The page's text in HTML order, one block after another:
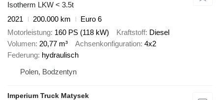
Isotherm LKW < 3.5t
2021
200.000 km
Euro 6
Motorleistung 160 PS (118 kW) Kraftstoff Diesel
Volumen 20,77 m³ Achsenkonfiguration 4x2
Federung hydraulisch
Polen, Bodzentyn
Imperium Truck Matysek